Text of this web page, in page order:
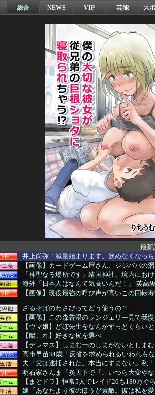
総合 NEWS VIP 芸能 ス
最新
井上尚弥「減量始まります。飲めなくなっ
【画像】カードゲーム屋さん、ジジババの
「神聖なる場所です」靖国神社、境内にお
海外「日本人はなんて気高いんだ！」 英高
【画像】現役最強の呼び声が高いこの回転
ざるそばのわさびってどう使うの？
【画像】この森香澄のランジェリー見て我
【ウマ娘】どぼ先生をなんかずっとくらい
【艦これ】好きな尻を選べ
【デレマス】しまむーのしまがないとしま
高市早苗34歳「反省を求められるいわれも
夫「父は逮捕された。本当にすまない」私
明石家さんま「炎天下で『こいつら大変や
【まどドラ】恒常5人でレイド20も180万ぐ
嫁「あなたより彼のほうが素敵。彼は私を